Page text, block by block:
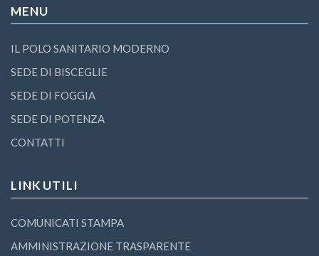
MENU
IL POLO SANITARIO MODERNO
SEDE DI BISCEGLIE
SEDE DI FOGGIA
SEDE DI POTENZA
CONTATTI
LINK UTILI
COMUNICATI STAMPA
AMMINISTRAZIONE TRASPARENTE